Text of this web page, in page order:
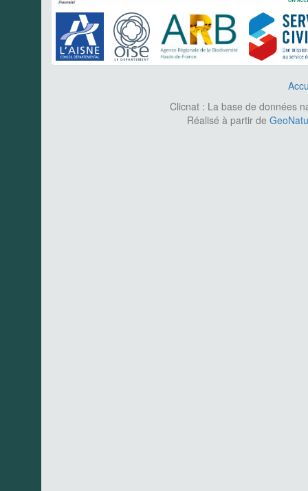
Clicnat : La base de données
Réalisé à partir de